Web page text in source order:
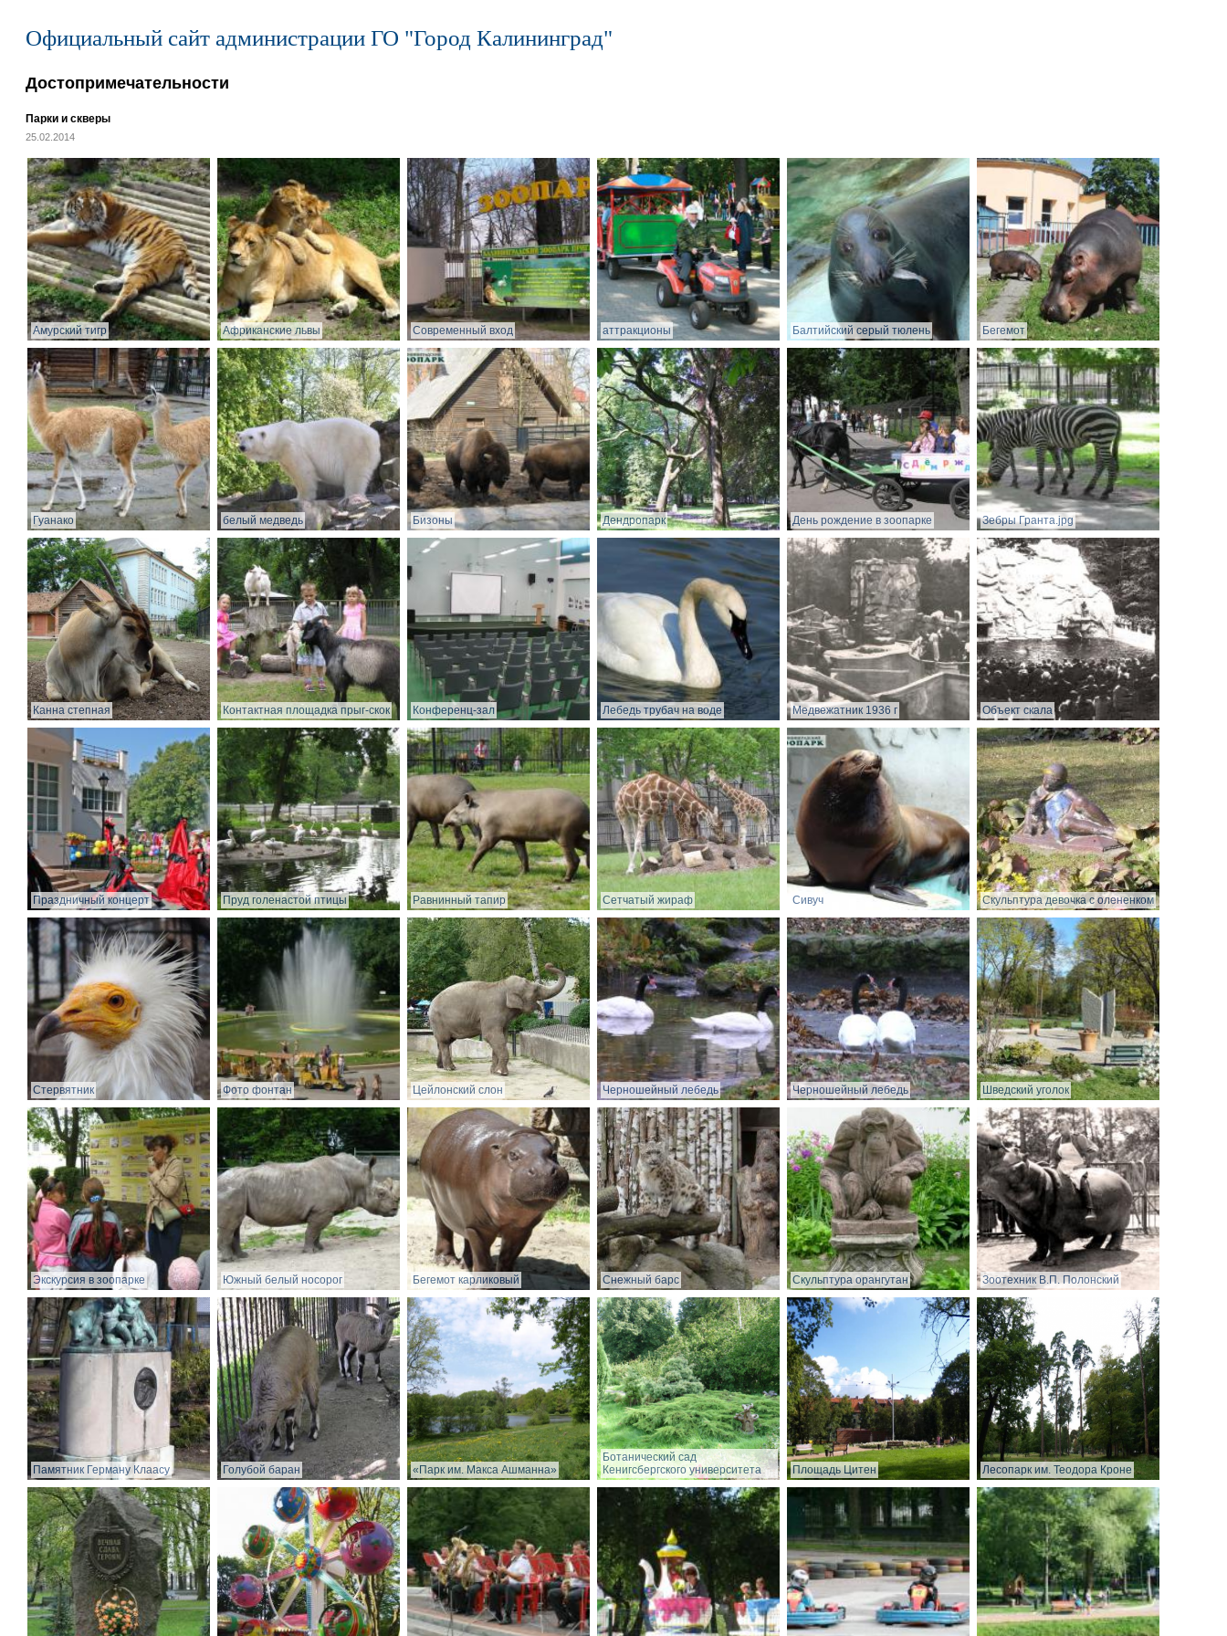
Официальный сайт администрации ГО "Город Калининград"
Достопримечательности
Парки и скверы
25.02.2014
Амурский тигр Африканские львы Современный вход аттракционы Балтийский серый тюлень Бегемот
Гуанако белый медведь Бизоны Дендропарк День рождение в зоопарке Зебры Гранта.jpg
Канна степная Контактная площадка прыг-скок Конференц-зал Лебедь трубач на воде Медвежатник 1936 г Объект скала
Праздничный концерт Пруд голенастой птицы Равнинный тапир Сетчатый жираф Сивуч Скульптура девочка с олененком
Стервятник Фото фонтан Цейлонский слон Черношейный лебедь Черношейный лебедь Шведский уголок
Экскурсия в зоопарке Южный белый носорог Бегемот карликовый Снежный барс Скульптура орангутан Зоотехник В.П. Полонский
Памятник Герману Клаасу Голубой баран «Парк им. Макса Ашманна»
Ботанический сад
Кенигсбергского университета
Площадь Цитен Лесопарк им. Теодора Кроне